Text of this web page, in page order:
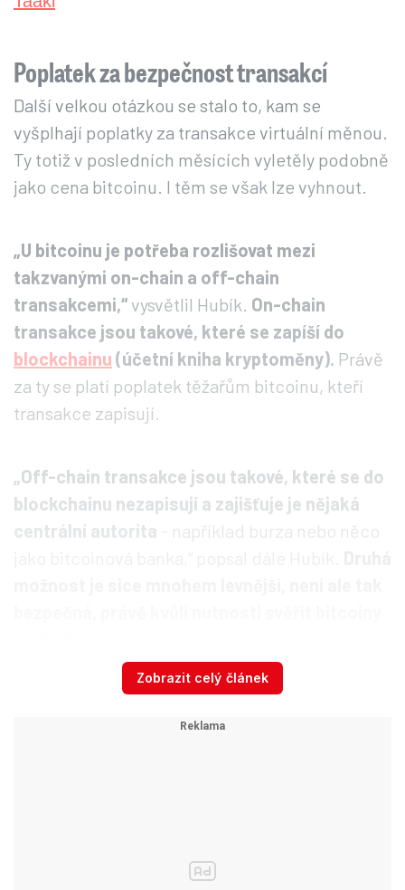
Poplatek za bezpečnost transakcí
Další velkou otázkou se stalo to, kam se
vyšplhají poplatky za transakce virtuální měnou.
Ty totiž v posledních měsících vyletěly podobně
jako cena bitcoinu. I těm se však lze vyhnout.
„U bitcoinu je potřeba rozlišovat mezi
takzvanými on-chain a off-chain
transakcemi,“ vysvětlil Hubík. On-chain
transakce jsou takové, které se zapíší do
blockchainu (účetní kniha kryptoměny). Právě
za ty se platí poplatek těžařům bitcoinu, kteří
transakce zapisují.
„Off-chain transakce jsou takové, které se do
blockchainu nezapisují a zajišťuje je nějaká
centrální autorita - například burza nebo něco
miliard. Řekové ho vydali do
nadstavba nad bitcoinem, ta nese jméno
Zobrazit celý článek